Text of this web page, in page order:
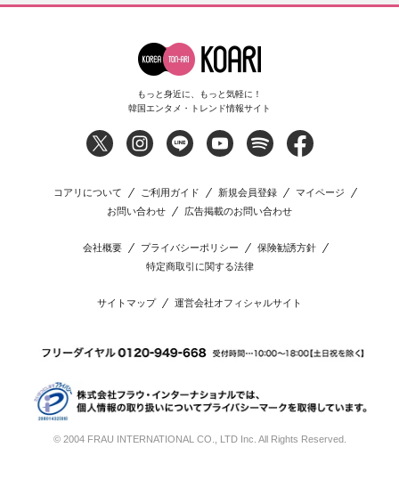
もっと身近に、もっと気軽に！
韓国エンタメ・トレンド情報サイト
コアリについて ご利用ガイド 新規会員登録
マイページ
お問い合わせ
広告掲載のお問い合わせ
会社概要 プライバシーポリシー
保険勧誘方針
特定商取引に関する法律
サイトマップ 運営会社オフィシャルサイト
© 2004 FRAU INTERNATIONAL CO., LTD Inc. All Rights Reserved.